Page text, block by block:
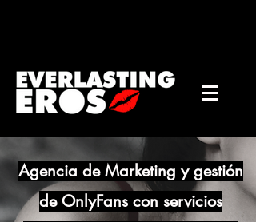
Agencia de Marketing y gestión
de OnlyFans con servicios